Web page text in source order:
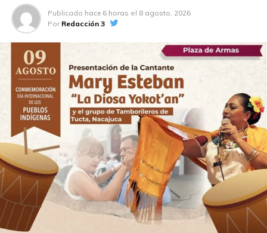
Publicado hace 6 horas el 8 agosto, 2026
Por Redacción 3